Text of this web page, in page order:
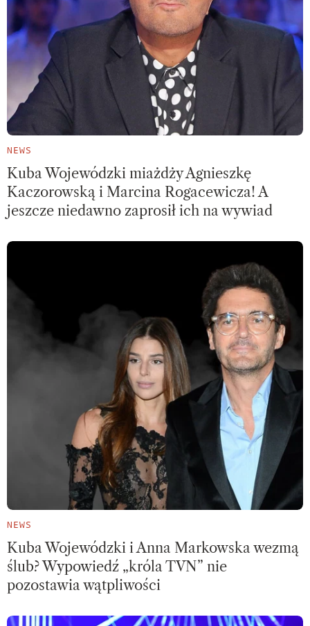
NEWS
Kuba Wojewódzki miażdży Agnieszkę
Kaczorowską i Marcina Rogacewicza! A
jeszcze niedawno zaprosił ich na wywiad
NEWS
Kuba Wojewódzki i Anna Markowska wezmą
ślub? Wypowiedź „króla TVN” nie
pozostawia wątpliwości